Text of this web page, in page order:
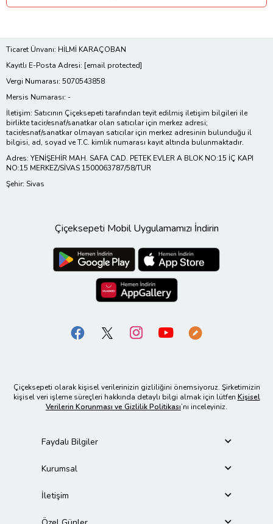
Ticaret Ünvanı: HİLMİ KARAÇOBAN
Kayıtlı E-Posta Adresi: [email protected]
Vergi Numarası: 5070543858
Mersis Numarası: -
İletişim: Satıcının Çiçeksepeti tarafından teyit edilmiş iletişim bilgileri ile
birlikte tacir/esnaf/sanatkar olan satıcılar için merkez adresi;
tacir/esnaf/sanatkar olmayan satıcılar için merkez adresinin bulunduğu il
bilgisi, ad, soyad ve T.C. kimlik numarası kayıt altında bulunmaktadır.
Adres: YENİŞEHİR MAH. SAFA CAD. PETEK EVLER A BLOK NO:15 İÇ KAPI
NO:15 MERKEZ/SİVAS 1500063787/58/TUR
Şehir: Sivas
Çiçeksepeti Mobil Uygulamamızı İndirin
Çiçeksepeti olarak kişisel verilerinizin gizliliğini önemsiyoruz. Şirketimizin
kişisel veri işleme süreçleri hakkında detaylı bilgi almak için lütfen Kişisel
Verilerin Korunması ve Gizlilik Politikası’nı inceleyiniz.
Faydalı Bilgiler
Kurumsal
İletişim